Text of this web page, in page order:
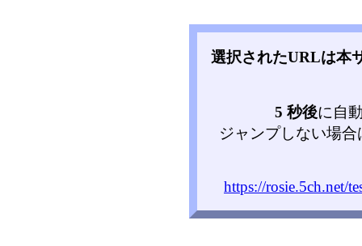
選択されたURLは本
5 秒後に自
ジャンプしない場
https://rosie.5ch.net/